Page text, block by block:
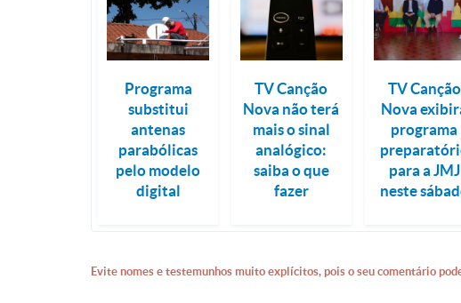
Programa
substitui
antenas
parabólicas
pelo modelo
digital
TV Canção
Nova não terá
mais o sinal
analógico:
saiba o que
fazer
TV Canção
Nova
programa
para a JMJ
neste
Evite nomes e testemunhos muito explícitos, pois o seu comentário